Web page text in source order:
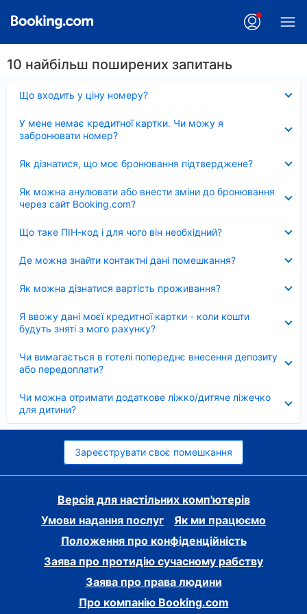
10 найбільш поширених запитань
Що входить у ціну номеру?
У мене немає кредитної картки. Чи можу я
забронювати номер?
Як дізнатися, що моє бронювання підтверджене?
Як можна анулювати або внести зміни до бронювання
через сайт Booking.com?
Що таке ПІН-код і для чого він необхідний?
Де можна знайти контактні дані помешкання?
Як можна дізнатися вартість проживання?
Я ввожу дані моєї кредитної картки - коли кошти
будуть зняті з мого рахунку?
Чи вимагається в готелі попереднє внесення депозиту
або передоплати?
Чи можна отримати додаткове ліжко/дитяче ліжечко
для дитини?
Зареєструвати своє помешкання
Версія для настільних комп'ютерів
Умови надання послуг
Як ми працюємо
Положення про конфіденційність
Заява про протидію сучасному рабству
Заява про права людини
Про компанію Booking.com